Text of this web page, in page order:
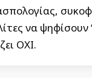
να
ΟΧΙ.